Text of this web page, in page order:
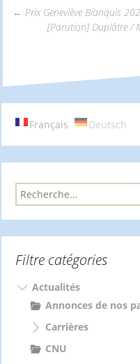
des
articles
← Prix Geneviève Bianquis
[Parution] Duplâtre /
Français Deutsch
R
e
r
h
Filtre catégories
Actualités
Annonces de nos
Carrières
CNU